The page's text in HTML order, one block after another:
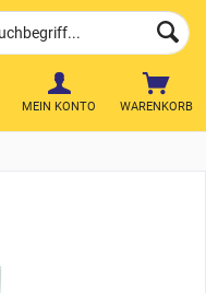
WARENKORB
MEIN KONTO